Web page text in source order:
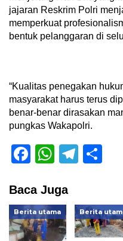
jajaran Reskrim Polri
memperkuat
bentuk pelanggaran di
“Kualitas penegakan
masyarakat harus terus
benar-benar dirasakan
pungkas Wakapolri.
Facebook
Baca Juga
Berita utama Berita